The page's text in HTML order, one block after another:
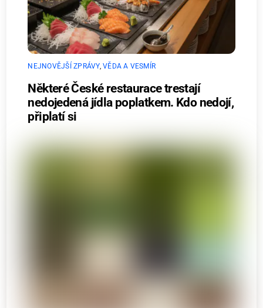
NEJNOVĚJŠÍ ZPRÁVY,VĚDA A VESMÍR
Některé České restaurace trestají
nedojedená jídla poplatkem. Kdo nedojí,
připlatí si